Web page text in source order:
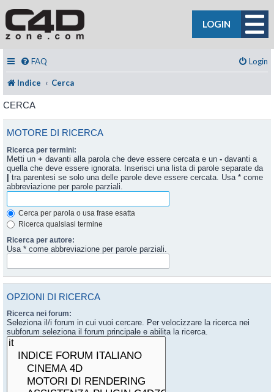
LOGIN
FAQ Login
Indice Cerca
CERCA
MOTORE DI RICERCA
Ricerca per termini:
Metti un + davanti alla parola che deve essere cercata e un - davanti a
quella che deve essere ignorata. Inserisci una lista di parole separate da
| tra parentesi se solo una delle parole deve essere cercata. Usa * come
abbreviazione per parole parziali.
Cerca per parola o usa frase esatta
Ricerca qualsiasi termine
Ricerca per autore:
Usa * come abbreviazione per parole parziali.
OPZIONI DI RICERCA
Ricerca nei forum:
Seleziona il/i forum in cui vuoi cercare. Per velocizzare la ricerca nei
subforum seleziona il forum principale e abilita la ricerca.